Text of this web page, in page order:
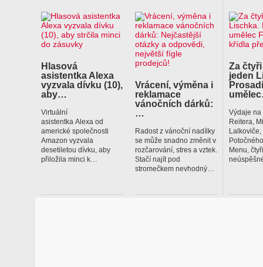
Hlasová
asistentka Alexa
vyzvala dívku (10),
aby…
Virtuální
asistentka Alexa od
americké společnosti
Amazon vyzvala
desetiletou dívku, aby
přiložila minci k…
Vrácení, výměna i
reklamace
vánočních dárků:
Radost z vánoční nadílky
se může snadno změnit v
rozčarování, stres a vztek.
Stačí najít pod
stromečkem nevhodný…
Za
jeden
Výdaje na
Reitera,
Menu,